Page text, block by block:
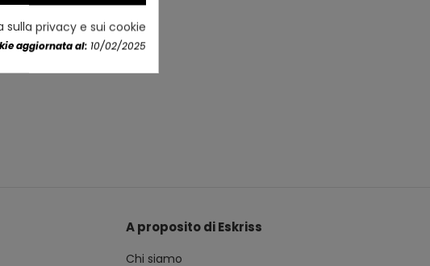
A proposito di Eskriss
Chi siamo
sulla privacy e sui cookie
aggiornata al: 10/02/2025